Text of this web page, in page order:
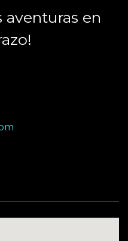
aventuras en